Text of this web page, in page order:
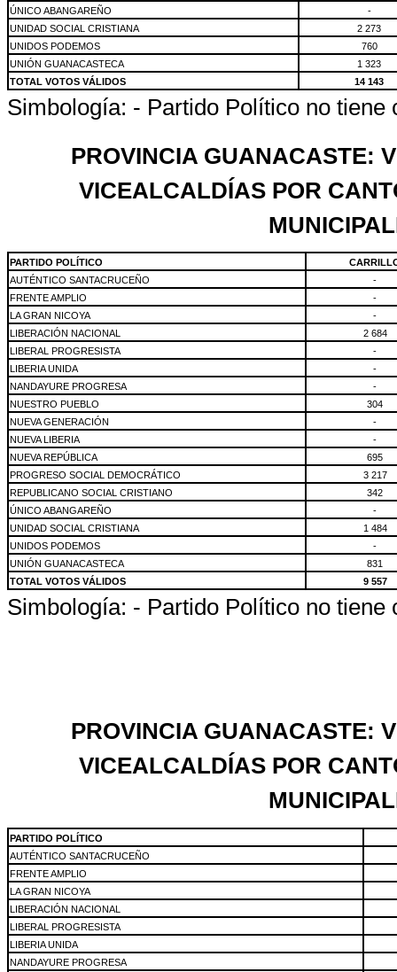
ÚNICO ABANGAREÑO
-
UNIDAD SOCIAL CRISTIANA
2 273
UNIDOS PODEMOS
760
UNIÓN GUANACASTECA
1 323
TOTAL VOTOS VÁLIDOS
14 143
Simbología: - Partido Político no
PROVINCIA GUANACASTE:
VICEALCALDÍAS POR
PARTIDO POLÍTICO
AUTÉNTICO SANTACRUCEÑO
-
FRENTE AMPLIO
-
LA GRAN NICOYA
-
LIBERACIÓN NACIONAL
2 684
LIBERAL PROGRESISTA
-
LIBERIA UNIDA
-
NANDAYURE PROGRESA
-
NUESTRO PUEBLO
304
NUEVA GENERACIÓN
-
NUEVA LIBERIA
-
NUEVA REPÚBLICA
695
PROGRESO SOCIAL DEMOCRÁTICO
3 217
REPUBLICANO SOCIAL CRISTIANO
342
ÚNICO ABANGAREÑO
-
UNIDAD SOCIAL CRISTIANA
1 484
UNIDOS PODEMOS
-
UNIÓN GUANACASTECA
831
TOTAL VOTOS VÁLIDOS
9 557
Simbología: - Partido Político no
PROVINCIA GUANACASTE:
VICEALCALDÍAS POR
PARTIDO POLÍTICO
AUTÉNTICO SANTACRUCEÑO
FRENTE AMPLIO
LA GRAN NICOYA
LIBERACIÓN NACIONAL
LIBERAL PROGRESISTA
LIBERIA UNIDA
NANDAYURE PROGRESA